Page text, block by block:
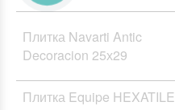
Плитка Navarti Antic
Decoracion 25х29
Плитка Equipe HEXATILE